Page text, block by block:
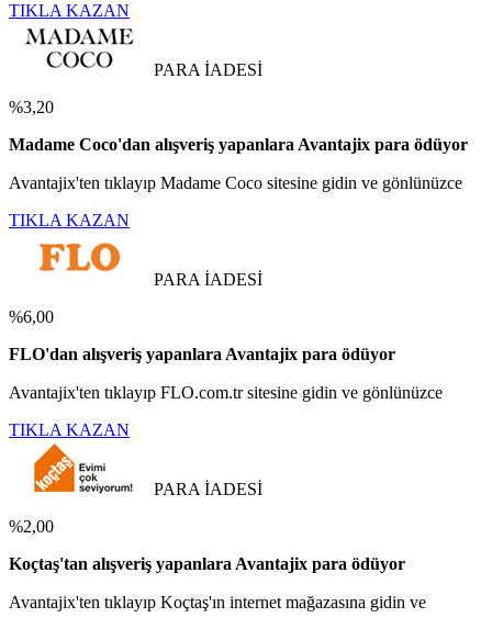
TIKLA KAZAN
PARA İADESİ
%3,20
Madame Coco'dan alışveriş yapanlara Avantajix para ödüyor
Avantajix'ten tıklayıp Madame Coco sitesine gidin ve gönlünüzce
TIKLA KAZAN
PARA İADESİ
%6,00
FLO'dan alışveriş yapanlara Avantajix para ödüyor
Avantajix'ten tıklayıp FLO.com.tr sitesine gidin ve gönlünüzce
TIKLA KAZAN
PARA İADESİ
%2,00
Koçtaş'tan alışveriş yapanlara Avantajix para ödüyor
Avantajix'ten tıklayıp Koçtaş'ın internet mağazasına gidin ve